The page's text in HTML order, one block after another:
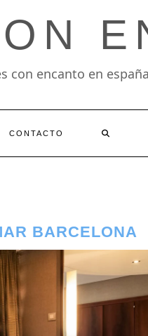
con encanto en españa
CONTACTO
BARCELONA